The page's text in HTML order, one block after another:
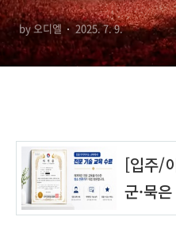
by 오디엘 2025. 7. 9.